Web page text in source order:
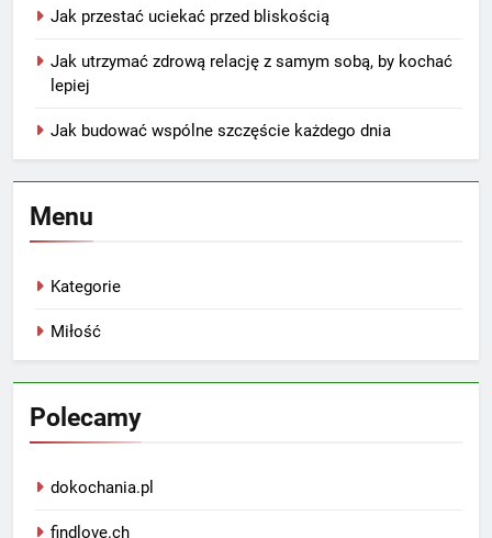
Jak przestać uciekać przed bliskością
Jak utrzymać zdrową relację z samym sobą, by kochać
lepiej
Jak budować wspólne szczęście każdego dnia
Menu
Kategorie
Miłość
Polecamy
dokochania.pl
findlove.ch